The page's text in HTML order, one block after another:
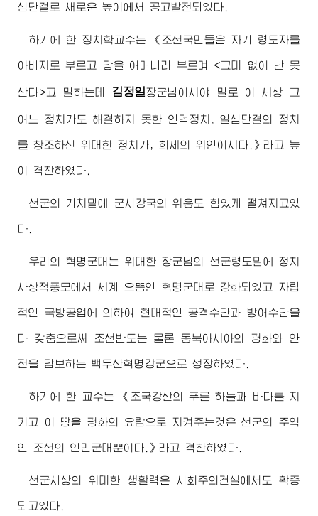
심단결로 새로운 높이에서 공고발전되였다.
하기에 한 정치학교수는 《조선국민들은 자기 령도자를
아버지로 부르고 당을 어머니라 부르며 <그대 없이 난 못
산다>고 말하는데 김정일장군님이시야 말로 이 세상 그
어느 정치가도 해결하지 못한 인덕정치, 일심단결의 정치
를 창조하신 위대한 정치가, 희세의 위인이시다.》라고 높
이 격찬하였다.
선군의 기치밑에 군사강국의 위용도 힘있게 떨쳐지고있
다.
우리의 혁명군대는 위대한장군님의 선군령도밑에 정치
사상적풍모에서 세계 으뜸인 혁명군대로 강화되였고 자립
적인 국방공업에 의하여 현대적인 공격수단과 방어수단을
다 갖춤으로써 조선반도는 물론 동북아시아의 평화와 안
전을 담보하는 백두산혁명강군으로 성장하였다.
하기에 한 교수는 《조국강산의 푸른 하늘과 바다를 지
키고 이 땅을 평화의 요람으로 지켜주는것은 선군의 주역
인 조선의 인민군대뿐이다.》라고 격찬하였다.
선군사상의 위대한 생활력은 사회주의건설에서도 확증
되고있다.